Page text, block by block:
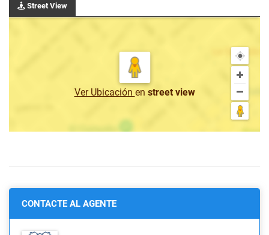
Street View
Ver Ubicación en street view
CONTACTE AL AGENTE